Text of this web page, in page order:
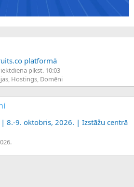
platformā
plkst. 10:03
Hostings, Domēni
| 8.-9. oktobris, 2026. | Izstāžu centrā